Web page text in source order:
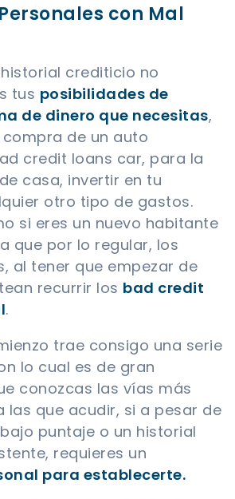
con Mal
crediticio no
tus posibilidades de
de dinero que necesitas,
de un auto
credit loans car, para la
casa, invertir en tu
otro tipo de gastos.
si eres un nuevo habitante
que por lo regular, los
al tener que empezar de
recurrir los bad credit
.
trae consigo una serie
lo cual es de gran
conozcas las vías más
las que acudir, si a pesar de
puntaje o un historial
requieres un
para establecerte.